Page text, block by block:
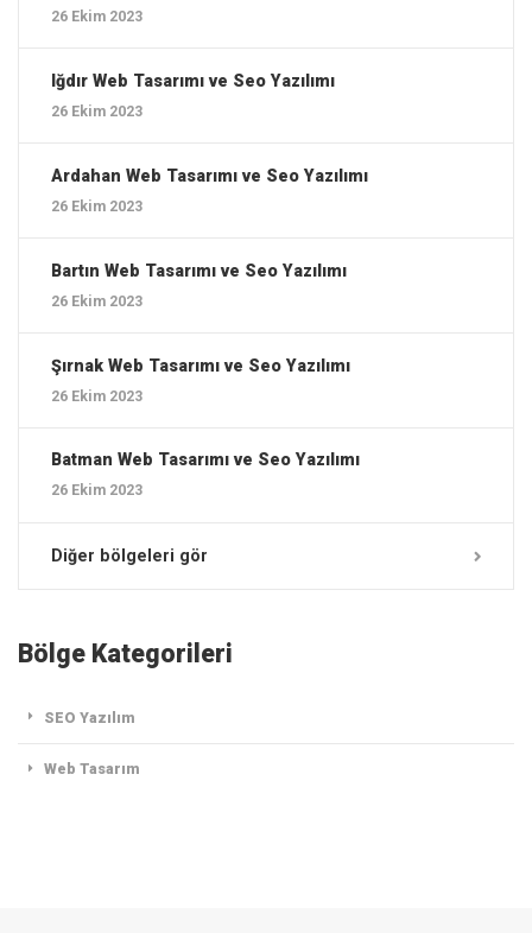
26 Ekim 2023
Iğdır ‎Web Tasarımı ve Seo Yazılımı
26 Ekim 2023
Ardahan ‎Web Tasarımı ve Seo Yazılımı
26 Ekim 2023
Bartın ‎Web Tasarımı ve Seo Yazılımı
26 Ekim 2023
Şırnak ‎Web Tasarımı ve Seo Yazılımı
26 Ekim 2023
Batman ‎Web Tasarımı ve Seo Yazılımı
26 Ekim 2023
Diğer bölgeleri gör
Bölge Kategorileri
SEO Yazılım
Web Tasarım